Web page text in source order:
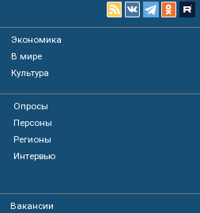
Экономика
В мире
Культура
Опросы
Персоны
Регионы
Интервью
Вакансии